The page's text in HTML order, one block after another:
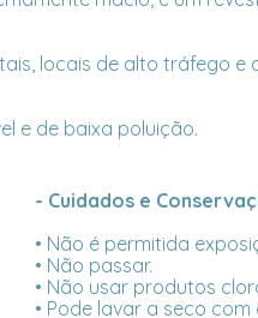
locais de alto tráfego
e de baixa poluição.
- Cuidados e
• Não é permitida
• Não passar.
• Não usar produtos
• Pode lavar a seco com